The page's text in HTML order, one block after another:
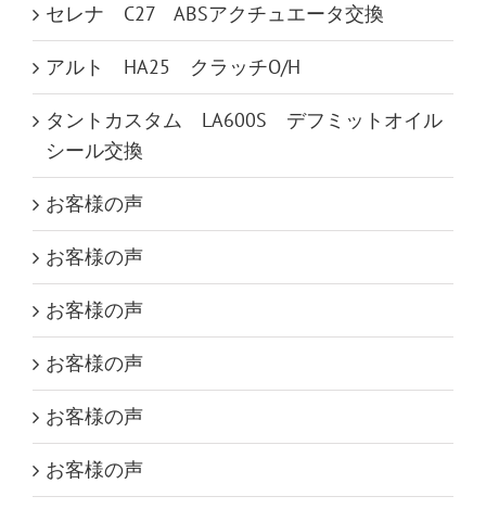
セレナ C27 ABSアクチュエータ交換
アルト HA25 クラッチO/H
タントカスタム LA600S デフミットオイル
シール交換
お客様の声
お客様の声
お客様の声
お客様の声
お客様の声
お客様の声